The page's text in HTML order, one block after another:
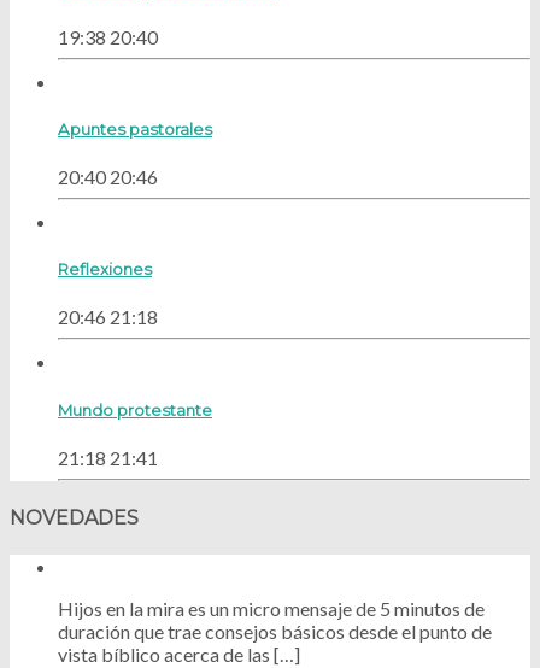
19:38 20:40
Apuntes pastorales
20:40 20:46
Reflexiones
20:46 21:18
Mundo protestante
21:18 21:41
NOVEDADES
Hijos en la mira es un micro mensaje de 5 minutos de
duración que trae consejos básicos desde el punto de
vista bíblico acerca de las […]